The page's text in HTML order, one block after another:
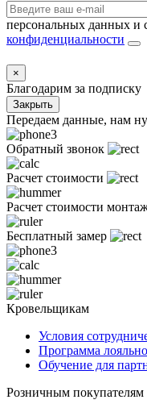
персональных данных и
конфиденциальности
×
Благодарим за подписку
Закрыть
Передаем данные, нам
Обратный звонок
Расчет стоимости
Расчет стоимости
Бесплатный замер
Кровельщикам
Условия
Программа
Обучение для
Розничным покупателям